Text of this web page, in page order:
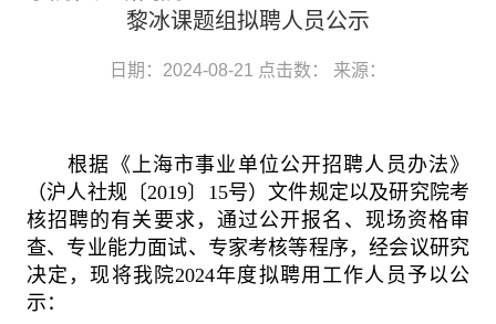
黎冰课题组拟聘人员公示
日期：2024-08-21 点击数： 来源：
根据《上海市事业单位公开招聘人员办法》
（沪人社规〔2019〕 15号）文件规定以及研究院考
核招聘的有关要求，通过公开报名、现场资格审
查、专业能力面试、专家考核等程序，经会议研究
决定，现将我院2024年度拟聘用工作人员予以公
示：